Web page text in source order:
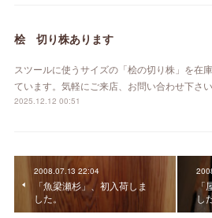
桧 切り株あります
スツールに使うサイズの「桧の切り株」を在
ています。気軽にご来店、お問い合わせ下さい
2025.12.12 00:51
2008.07.13 22:04
「魚梁瀬杉」、初入荷しま
した。
し